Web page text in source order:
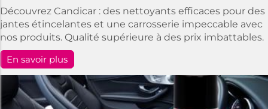
Découvrez Candicar : des nettoyants efficaces pour des
jantes étincelantes et une carrosserie impeccable avec
nos produits. Qualité supérieure à des prix imbattables.
En savoir plus